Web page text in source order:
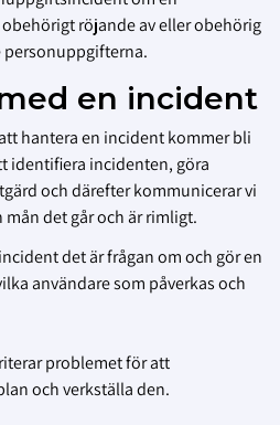
röjande av eller obehörig
en incident
hantera en incident kommer bli
identifiera incidenten, göra
och därefter kommunicerar vi
det går och är rimligt.
det är frågan om och gör en
användare som påverkas och
problemet för att
och verkställa den.